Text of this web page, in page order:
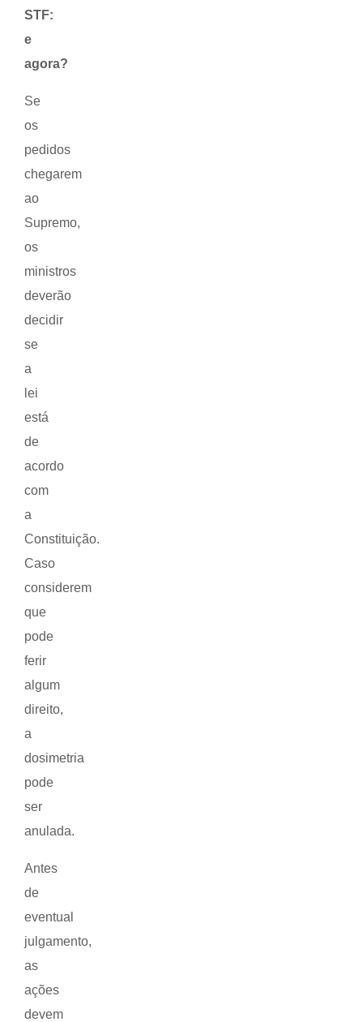
STF:
e
agora?
Se
os
pedidos
chegarem
ao
Supremo,
os
ministros
deverão
decidir
se
a
lei
está
de
acordo
com
a
Constituição.
Caso
considerem
que
pode
ferir
algum
direito,
a
dosimetria
pode
ser
anulada.
Antes
de
eventual
julgamento,
as
ações
devem